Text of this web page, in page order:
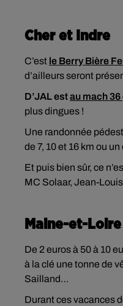
Cher et Indre
C’est le Berry Bière
d’ailleurs seront
D’JAL estau mach 36
plus dingues !
Une randonnée
de 7, 10 et 16 km ou
Et puis bien sûr, ce
MC Solaar, Jean-
Maine-et-Loire
De 2 euros à 50 à 10
à la clé une tonne de
Sailland…
Durant ces vacances